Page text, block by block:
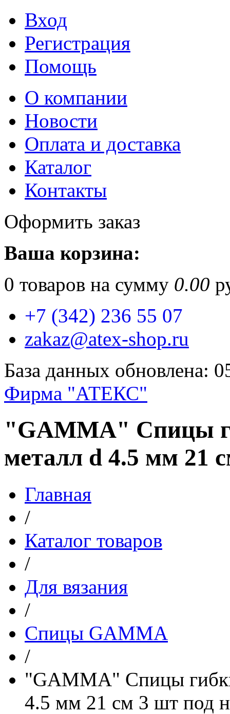
Вход
Регистрация
Помощь
О компании
Новости
Оплата и доставка
Каталог
Контакты
Оформить заказ
Ваша корзина:
0 товаров на сумму 0.00
+7 (342) 236 55 07
zakaz@atex-shop.ru
База данных обновлена:
Фирма "АТЕКС"
"GAMMA" Спицы
металл d 4.5 мм 21
Главная
/
Каталог товаров
/
Для вязания
/
Спицы GAMMA
/
"GAMMA" Спицы
4.5 мм 21 см 3 шт под